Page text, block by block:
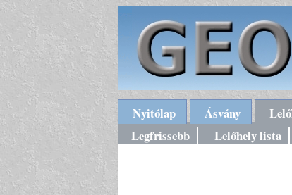
Nyitólap Ásvány
Legfrissebb
Lelőhely lista